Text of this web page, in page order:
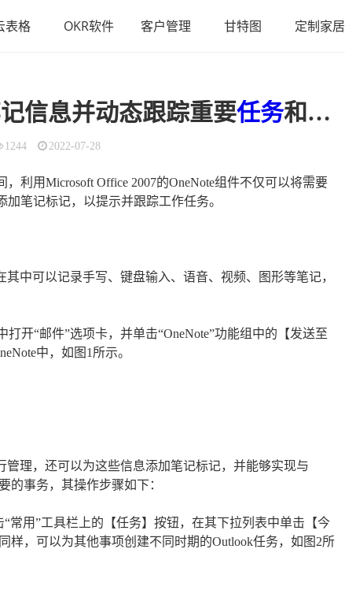
表格 OKR软件 客户管理 甘特图 定制家居
信息并动态跟踪重要任务和信息的方法
1244 2022-07-28
利用Microsoft Office 2007的OneNote组件不仅可以将需要
笔记标记，以提示并跟踪工作任务。
中可以记录手写、键盘输入、语音、视频、图形等笔记，
开“邮件”选项卡，并单击“OneNote”功能组中的【发送至
中，如图1所示。
管理，还可以为这些信息添加笔记标记，并能够实现与
的事务，其操作步骤如下：
常用”工具栏上的【任务】按钮，在其下拉列表中单击【今
样，可以为其他事项创建不同时期的Outlook任务，如图2所